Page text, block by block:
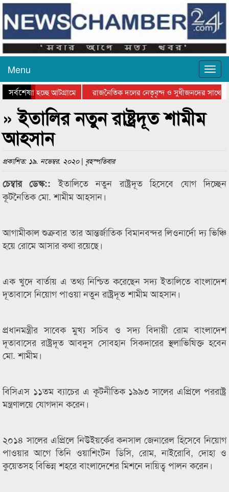
Menu
সর্বশেষ
যাওয়া হচ্ছে আটগ্রামে
রাজনৈতিক দলের নেতৃবৃন্দ ও সুধীজনদের সাথে
পুরস্কার বিতরণ সম্পন্ন
সিলেটে বাংলাদেশ গ্রুপ থিয়েটার
» ইতালির নতুন রাষ্ট্রদূত শামীম
আহসান
প্রকাশিত: ১৯. নভেম্বর. ২০২০ | বৃহস্পতিবার
চেম্বার ডেস্ক::ইতালিতে নতুন রাষ্ট্রদূত হিসেবে যোগ দিচ্ছেন
কূটনৈতিক মো. শামীম আহসান।
আগামীকাল শুক্রবার তার আন্তর্জাতিক বিমানবন্দর লিওনার্দো দ্য ভিঞ্চি
হয়ে রোমে আসার কথা রয়েছে।
এক খুদে বার্তায় এ তথ্য নিশ্চিত করেছেন সদ্য ইতালিতে বাংলাদেশ
দূতাবাসে নিয়োগ পাওয়া নতুন রাষ্ট্রদূত শামীম আহসান।
প্রধানমন্ত্রীর সাবেক মুখ্য সচিব ও সদ্য বিদায়ী রোম বাংলাদেশ
দূতাবাসের রাষ্ট্রদূত আবদুস সোবহান সিকদারের স্থলাভিষিক্ত হবেন
মো. শামীম।
বিসিএস ১১তম ব্যাচের এ কূটনীতিক ১৯৯৩ সালের এপ্রিলে পররাষ্ট্র
মন্ত্রণালয়ে যোগদান করেন।
২০১৪ সালের এপ্রিলে নিউইয়র্কের কনসাল জেনারেল হিসেবে নিয়োগ
পাওয়ার আগে তিনি ওয়াশিংটন ডিসি, রোম, নাইরোবি, দোহা ও
কুয়েতসহ বিভিন্ন শহরে বাংলাদেশের মিশনে দায়িত্ব পালন করেন।